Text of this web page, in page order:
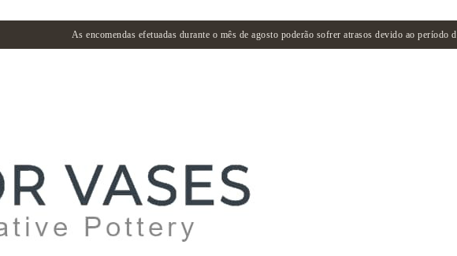
As encomendas efetuadas durante o mês de agosto poderão sofrer atrasos devido ao período